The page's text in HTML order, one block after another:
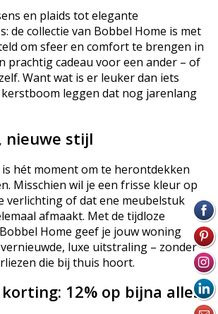
en plaids tot elegante
de collectie van Bobbel Home is met
om sfeer en comfort te brengen in
prachtig cadeau voor een ander – of
Want wat is er leuker dan iets
leggen dat nog jarenlang
nieuwe stijl
hét moment om te herontdekken
Misschien wil je een frisse kleur op
verlichting of dat ene meubelstuk
afmaakt. Met de tijdloze
Home geef je jouw woning
luxe uitstraling – zonder
die bij thuis hoort.
12% op bijna alles